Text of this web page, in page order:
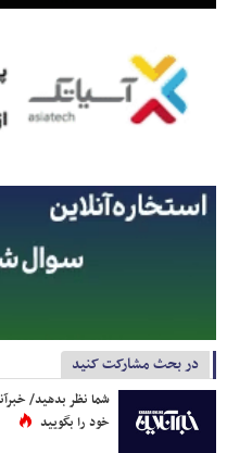
در بحث مشارکت کنید
شما نظر بدهید/
خود را بگویید